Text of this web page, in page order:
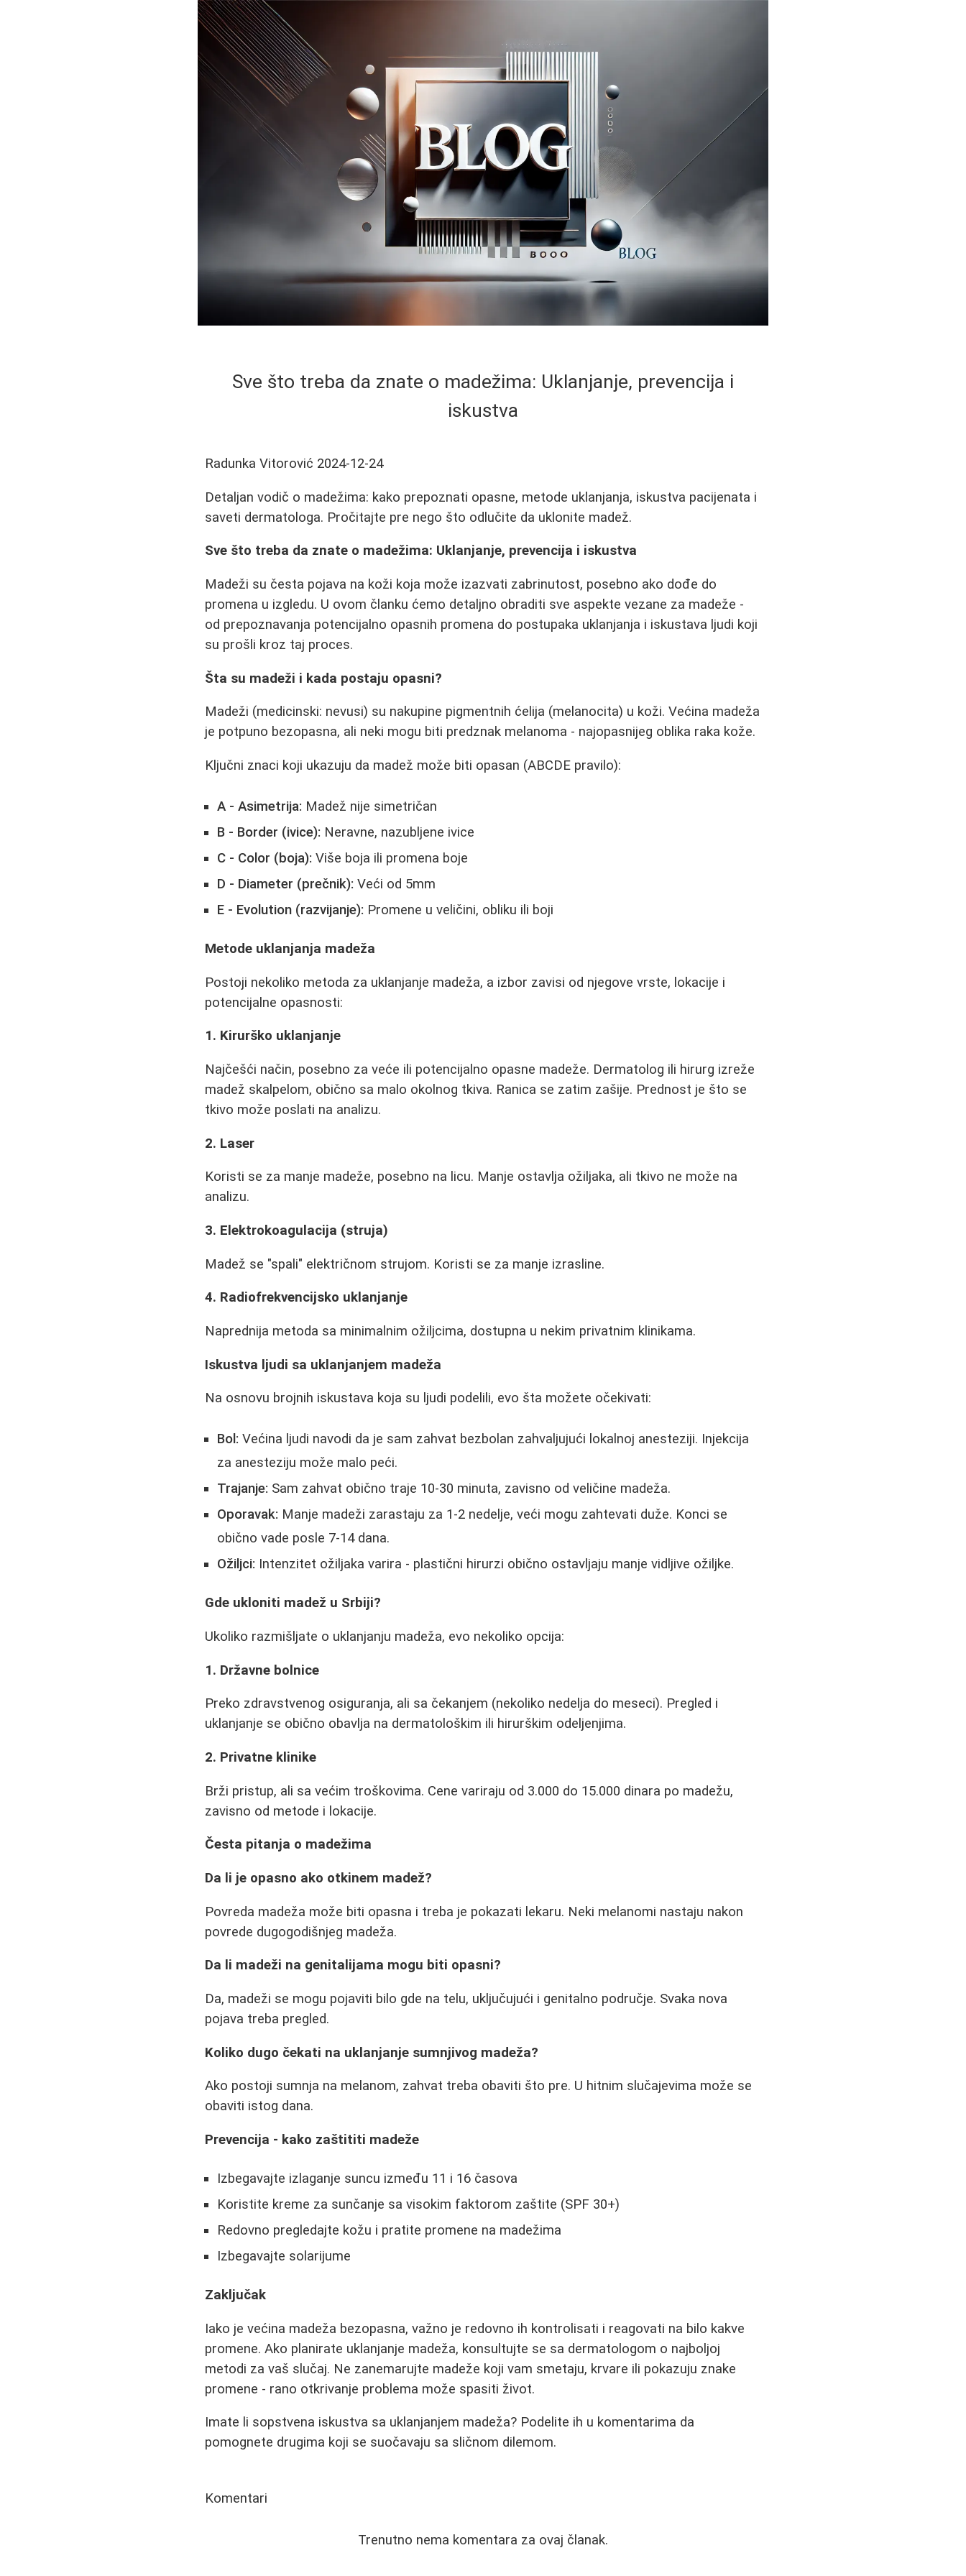
Sve što treba da znate o madežima: Uklanjanje, prevencija i
iskustva
Radunka Vitorović 2024-12-24
Detaljan vodič o madežima: kako prepoznati opasne, metode uklanjanja, iskustva pacijenata i
saveti dermatologa. Pročitajte pre nego što odlučite da uklonite madež.
Sve što treba da znate o madežima: Uklanjanje, prevencija i iskustva
Madeži su česta pojava na koži koja može izazvati zabrinutost, posebno ako dođe do
promena u izgledu. U ovom članku ćemo detaljno obraditi sve aspekte vezane za madeže -
od prepoznavanja potencijalno opasnih promena do postupaka uklanjanja i iskustava ljudi koji
su prošli kroz taj proces.
Šta su madeži i kada postaju opasni?
Madeži (medicinski: nevusi) su nakupine pigmentnih ćelija (melanocita) u koži. Većina madeža
je potpuno bezopasna, ali neki mogu biti predznak melanoma - najopasnijeg oblika raka kože.
Ključni znaci koji ukazuju da madež može biti opasan (ABCDE pravilo):
A - Asimetrija: Madež nije simetričan
B - Border (ivice): Neravne, nazubljene ivice
C - Color (boja): Više boja ili promena boje
D - Diameter (prečnik): Veći od 5mm
E - Evolution (razvijanje): Promene u veličini, obliku ili boji
Metode uklanjanja madeža
Postoji nekoliko metoda za uklanjanje madeža, a izbor zavisi od njegove vrste, lokacije i
potencijalne opasnosti:
1. Kirurško uklanjanje
Najčešći način, posebno za veće ili potencijalno opasne madeže. Dermatolog ili hirurg izreže
madež skalpelom, obično sa malo okolnog tkiva. Ranica se zatim zašije. Prednost je što se
tkivo može poslati na analizu.
2. Laser
Koristi se za manje madeže, posebno na licu. Manje ostavlja ožiljaka, ali tkivo ne može na
analizu.
3. Elektrokoagulacija (struja)
Madež se "spali" električnom strujom. Koristi se za manje izrasline.
4. Radiofrekvencijsko uklanjanje
Naprednija metoda sa minimalnim ožiljcima, dostupna u nekim privatnim klinikama.
Iskustva ljudi sa uklanjanjem madeža
Na osnovu brojnih iskustava koja su ljudi podelili, evo šta možete očekivati:
Bol: Većina ljudi navodi da je sam zahvat bezbolan zahvaljujući lokalnoj anesteziji. Injekcija
za anesteziju može malo peći.
Trajanje: Sam zahvat obično traje 10-30 minuta, zavisno od veličine madeža.
Oporavak: Manje madeži zarastaju za 1-2 nedelje, veći mogu zahtevati duže. Konci se
obično vade posle 7-14 dana.
Ožiljci: Intenzitet ožiljaka varira - plastični hirurzi obično ostavljaju manje vidljive ožiljke.
Gde ukloniti madež u Srbiji?
Ukoliko razmišljate o uklanjanju madeža, evo nekoliko opcija:
1. Državne bolnice
Preko zdravstvenog osiguranja, ali sa čekanjem (nekoliko nedelja do meseci). Pregled i
uklanjanje se obično obavlja na dermatološkim ili hirurškim odeljenjima.
2. Privatne klinike
Brži pristup, ali sa većim troškovima. Cene variraju od 3.000 do 15.000 dinara po madežu,
zavisno od metode i lokacije.
Česta pitanja o madežima
Da li je opasno ako otkinem madež?
Povreda madeža može biti opasna i treba je pokazati lekaru. Neki melanomi nastaju nakon
povrede dugogodišnjeg madeža.
Da li madeži na genitalijama mogu biti opasni?
Da, madeži se mogu pojaviti bilo gde na telu, uključujući i genitalno područje. Svaka nova
pojava treba pregled.
Koliko dugo čekati na uklanjanje sumnjivog madeža?
Ako postoji sumnja na melanom, zahvat treba obaviti što pre. U hitnim slučajevima može se
obaviti istog dana.
Prevencija - kako zaštititi madeže
Izbegavajte izlaganje suncu između 11 i 16 časova
Koristite kreme za sunčanje sa visokim faktorom zaštite (SPF 30+)
Redovno pregledajte kožu i pratite promene na madežima
Izbegavajte solarijume
Zaključak
Iako je većina madeža bezopasna, važno je redovno ih kontrolisati i reagovati na bilo kakve
promene. Ako planirate uklanjanje madeža, konsultujte se sa dermatologom o najboljoj
metodi za vaš slučaj. Ne zanemarujte madeže koji vam smetaju, krvare ili pokazuju znake
promene - rano otkrivanje problema može spasiti život.
Imate li sopstvena iskustva sa uklanjanjem madeža? Podelite ih u komentarima da
pomognete drugima koji se suočavaju sa sličnom dilemom.
Komentari
Trenutno nema komentara za ovaj članak.